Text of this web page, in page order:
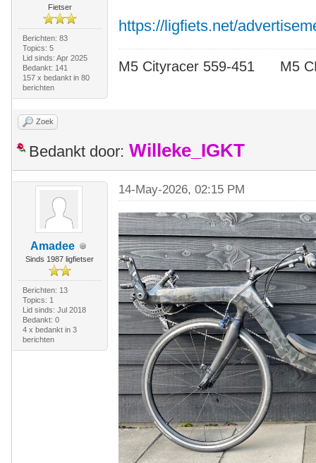
Fietser
Berichten: 83
Topics: 5
Lid sinds: Apr 2025
Bedankt: 141
157 x bedankt in 80
berichten
https://ligfiets.net/
M5 Cityracer 559-451 M5
Zoek
Bedankt door: Willeke_IGKT
Amadee
Sinds 1987 ligfietser
Berichten: 13
Topics: 1
Lid sinds: Jul 2018
Bedankt: 0
4 x bedankt in 3
berichten
14-May-2026, 02:15 PM